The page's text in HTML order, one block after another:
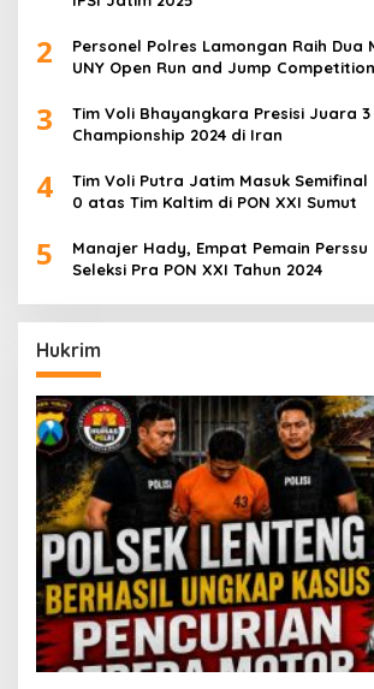
2
Personel Polres Lamongan Raih Dua
UNY Open Run and Jump Competition
3
Tim Voli Bhayangkara Presisi Juara 3
Championship 2024 di Iran
4
Tim Voli Putra Jatim Masuk Semifinal
0 atas Tim Kaltim di PON XXI Sumut
5
Manajer Hady, Empat Pemain Perssu
Seleksi Pra PON XXI Tahun 2024
Hukrim